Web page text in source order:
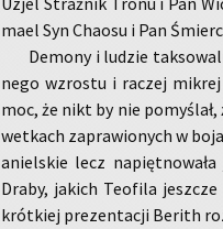
ma­el Syn Cha­osu i Pan
De­mo­ny i lu­dzie
ne­go wzro­stu i ra­czej mi­krej
moc, że nikt by nie
wet­kach za­pra­wio­nych w
aniel­skie lecz
Draby, ja­kich Teo­fi­la
krót­kiej pre­zen­ta­cji Be­rith